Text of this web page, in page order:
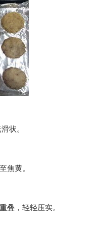
状。
焦黄。
叠，轻轻压实。